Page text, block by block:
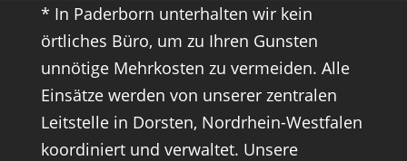
* In Paderborn unterhalten wir kein
örtliches Büro, um zu Ihren Gunsten
unnötige Mehrkosten zu vermeiden. Alle
Einsätze werden von unserer zentralen
Leitstelle in Dorsten, Nordrhein-Westfalen
koordiniert und verwaltet. Unsere